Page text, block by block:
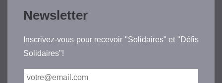
Newsletter
Inscrivez-vous pour recevoir "Solidaires" et "Défis
Solidaires"!